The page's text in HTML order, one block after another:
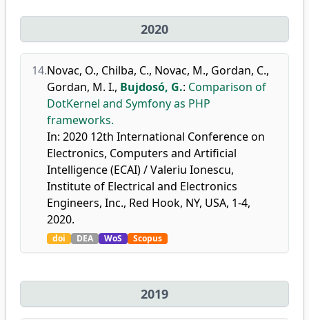
2020
14.Novac, O., Chilba, C., Novac, M., Gordan, C.,
Gordan, M. I., Bujdosó, G.: Comparison of
DotKernel and Symfony as PHP
frameworks.
In: 2020 12th International Conference on
Electronics, Computers and Artificial
Intelligence (ECAI) / Valeriu Ionescu,
Institute of Electrical and Electronics
Engineers, Inc., Red Hook, NY, USA, 1-4,
2020.
doi DEA WoS Scopus
2019